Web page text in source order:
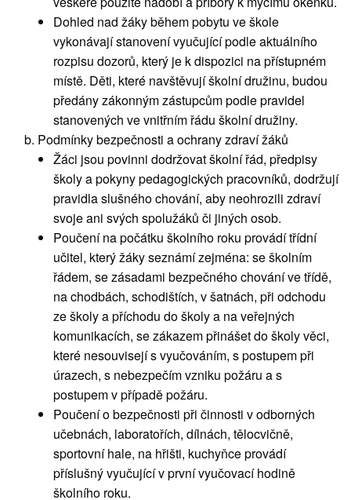
Dohled nad žáky během pobytu ve škole
vykonávají stanovení vyučující podle aktuálního
rozpisu dozorů, který je k dispozici na přístupném
místě. Děti, které navštěvují školní družinu, budou
předány zákonným zástupcům podle pravidel
stanovených ve vnitřním řádu školní družiny.
Podmínky bezpečnosti a ochrany zdraví žáků
Žáci jsou povinni dodržovat školní řád, předpisy
školy a pokyny pedagogických pracovníků, dodržují
pravidla slušného chování, aby neohrozili zdraví
svoje ani svých spolužáků či jiných osob.
Poučení na počátku školního roku provádí třídní
učitel, který žáky seznámí zejména: se školním
řádem, se zásadami bezpečného chování ve třídě,
na chodbách, schodištích, v šatnách, při odchodu
ze školy a příchodu do školy a na veřejných
komunikacích, se zákazem přinášet do školy věci,
které nesouvisejí s vyučováním, s postupem při
úrazech, s nebezpečím vzniku požáru a s
postupem v případě požáru.
Poučení o bezpečnosti při činnosti v odborných
učebnách, laboratořích, dílnách, tělocvičně,
sportovní hale, na hřišti, kuchyňce provádí
příslušný vyučující v první vyučovací hodině
školního roku.